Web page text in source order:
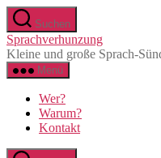
Zum
Inhalt
springen
Suchen
Sprachverhunzung
Kleine und große Sprach-
Menü
Wer?
Warum?
Kontakt